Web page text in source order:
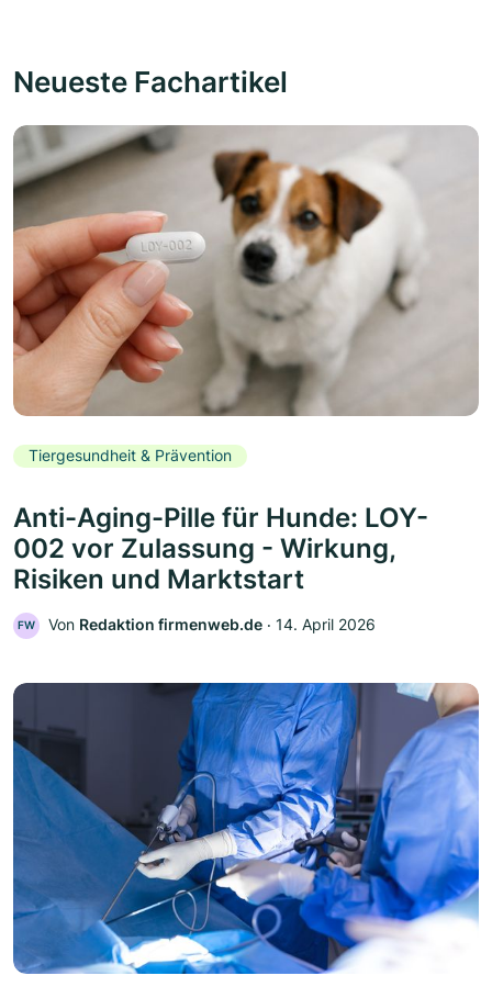
Neueste Fachartikel
Tiergesundheit & Prävention
Anti-Aging-Pille für Hunde: LOY-
002 vor Zulassung - Wirkung,
Risiken und Marktstart
FW Von Redaktion firmenweb.de ‧ 14. April 2026